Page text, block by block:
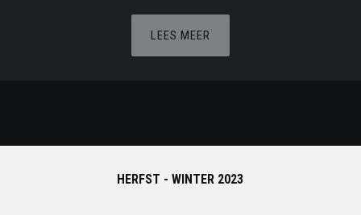
LEES MEER
HERFST - WINTER 2023